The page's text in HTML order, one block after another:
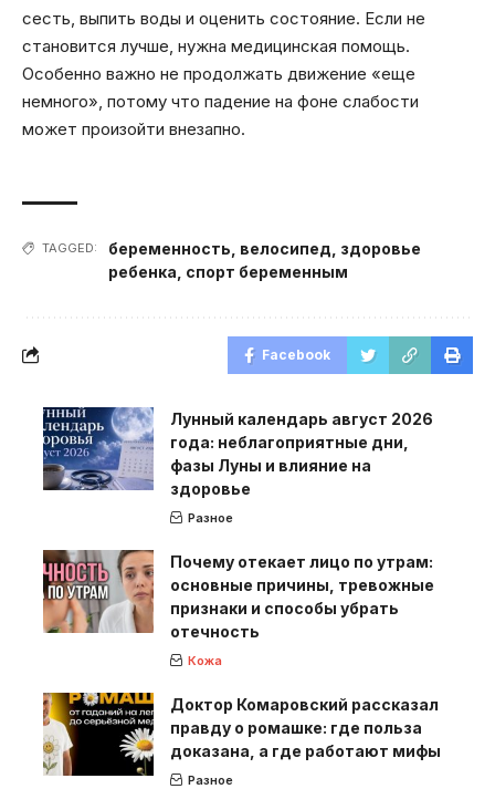
сесть, выпить воды и оценить состояние. Если не
становится лучше, нужна медицинская помощь.
Особенно важно не продолжать движение «еще
немного», потому что падение на фоне слабости
может произойти внезапно.
TAGGED: беременность велосипед здоровье
ребенка спорт беременным
Facebook
Лунный календарь август 2026
года: неблагоприятные дни,
фазы Луны и влияние на
здоровье
Разное
Почему отекает лицо по утрам:
основные причины, тревожные
признаки и способы убрать
отечность
Кожа
Доктор Комаровский рассказал
правду о ромашке: где польза
доказана, а где работают мифы
Разное